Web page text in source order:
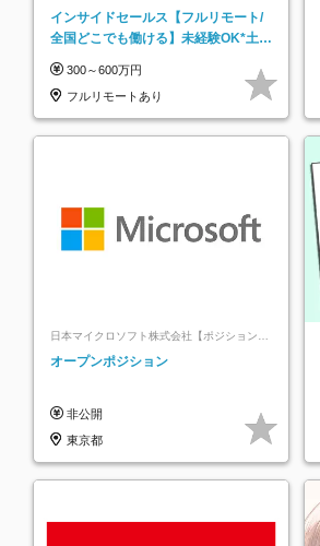
インサイドセールス【フルリモート/
全国どこでも働ける】未経験OK*土日
300～600万円
フルリモートあり
日本マイクロソフト株式会社【ポジションマ
ッチ登録】
オープンポジション
非公開
東京都